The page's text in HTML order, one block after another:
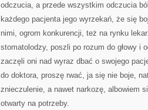
odczucia, a przede wszystkim odczucia
każdego pacjenta jego wyrzekań, że się
nimi, ogrom konkurencji, też na rynku
stomatolodzy, poszli po rozum do głowy i
zaczęli oni nad wyraz dbać o swojego
do doktora, proszę rwać, ja się nie boje,
znieczulenie, a nawet narkozę, albowiem
otwarty na potrzeby.